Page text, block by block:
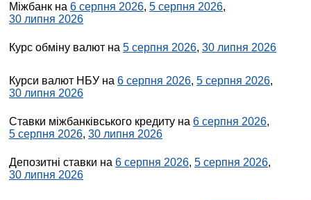
Міжбанк на 6 серпня 2026, 5 серпня 2026,
30 липня 2026
Курс обміну валют на 5 серпня 2026, 30 липня 2026
Курси валют НБУ на 6 серпня 2026, 5 серпня 2026,
30 липня 2026
Ставки міжбанківського кредиту на 6 серпня 2026,
5 серпня 2026, 30 липня 2026
Депозитні ставки на 6 серпня 2026, 5 серпня 2026,
30 липня 2026